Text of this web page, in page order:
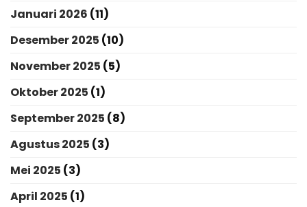
Januari 2026 (11)
Desember 2025 (10)
November 2025 (5)
Oktober 2025 (1)
September 2025 (8)
Agustus 2025 (3)
Mei 2025 (3)
April 2025 (1)